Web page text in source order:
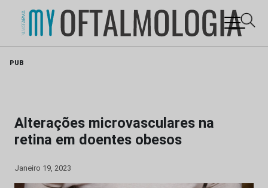
PUB
Alterações microvasculares na
retina em doentes obesos
Janeiro 19, 2023